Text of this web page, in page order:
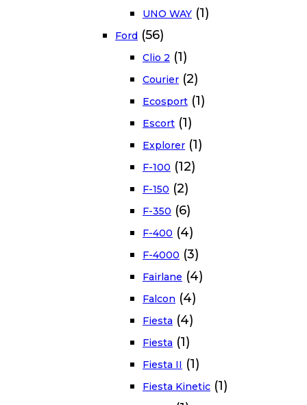
UNO WAY (1)
Ford (56)
Clio 2 (1)
Courier (2)
Ecosport (1)
Escort (1)
Explorer (1)
F-100 (12)
F-150 (2)
F-350 (6)
F-400 (4)
F-4000 (3)
Fairlane (4)
Falcon (4)
Fiesta (4)
Fiesta (1)
Fiesta II (1)
Fiesta Kinetic (1)